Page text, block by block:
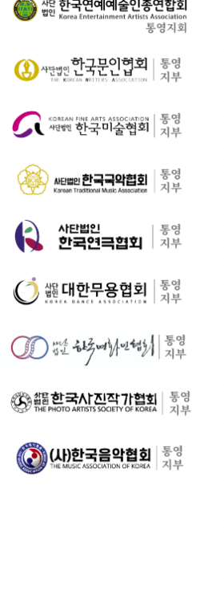
학생들의 우쿨렐레 발
표공연과 명정동 주민
력을 널리 알리고 도보
여행 활성화를 도모하
기 위해 추진된다. 통영
의 역사·문화·미식·야간
관광 자원을 연계한 다
운영하고, 통영 …